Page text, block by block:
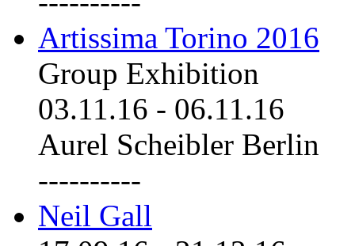
Artissima Torino 2016
Group Exhibition
03.11.16 - 06.11.16
Aurel Scheibler Berlin
----------
Neil Gall